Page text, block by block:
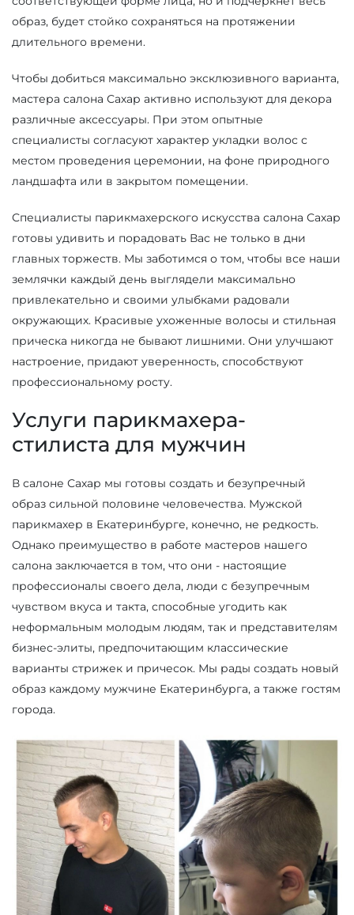
образ, будет стойко сохраняться на протяжении
длительного времени.
Чтобы добиться максимально эксклюзивного варианта,
мастера салона Сахар активно используют для декора
различные аксессуары. При этом опытные
специалисты согласуют характер укладки волос с
местом проведения церемонии, на фоне природного
ландшафта или в закрытом помещении.
Специалисты парикмахерского искусства салона Сахар
готовы удивить и порадовать Вас не только в дни
главных торжеств. Мы заботимся о том, чтобы все наши
землячки каждый день выглядели максимально
привлекательно и своими улыбками радовали
окружающих. Красивые ухоженные волосы и стильная
прическа никогда не бывают лишними. Они улучшают
настроение, придают уверенность, способствуют
профессиональному росту.
Услуги парикмахера-
стилиста для мужчин
В салоне Сахар мы готовы создать и безупречный
образ сильной половине человечества. Мужской
парикмахер в Екатеринбурге, конечно, не редкость.
Однако преимущество в работе мастеров нашего
салона заключается в том, что они - настоящие
профессионалы своего дела, люди с безупречным
чувством вкуса и такта, способные угодить как
неформальным молодым людям, так и представителям
бизнес-элиты, предпочитающим классические
варианты стрижек и причесок. Мы рады создать новый
образ каждому мужчине Екатеринбурга, а также гостям
города.